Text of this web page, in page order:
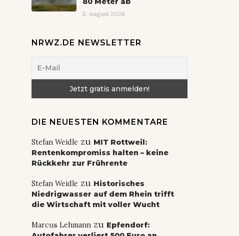
5. August 2026
NRWZ.DE NEWSLETTER
DIE NEUESTEN KOMMENTARE
Stefan Weidle zu MIT Rottweil:
Rentenkompromiss halten – keine
Rückkehr zur Frührente
Stefan Weidle zu Historisches
Niedrigwasser auf dem Rhein trifft
die Wirtschaft mit voller Wucht
Marcus Lehmannzu Epfendorf: